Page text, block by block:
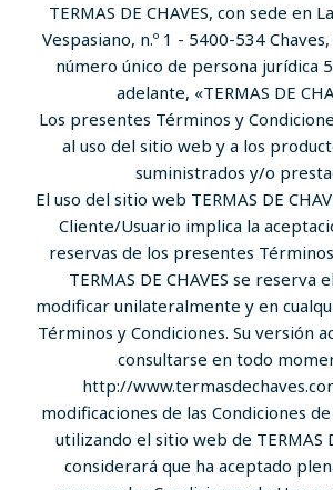
TERMAS DE CHAVES, con sede en
Vespasiano, n.º 1 - 5400-534
número único de persona jurídica
adelante, «TERMAS DE
Los presentes Términos y
al uso del sitio web y a los
suministrados y/o
El uso del sitio web TERMAS DE
Cliente/Usuario implica la
reservas de los presentes
TERMAS DE CHAVES se reserva
modificar unilateralmente y en
Términos y Condiciones. Su versión
consultarse en todo
http://
modificaciones de las Condiciones
utilizando el sitio web de TERMAS
considerará que ha aceptado